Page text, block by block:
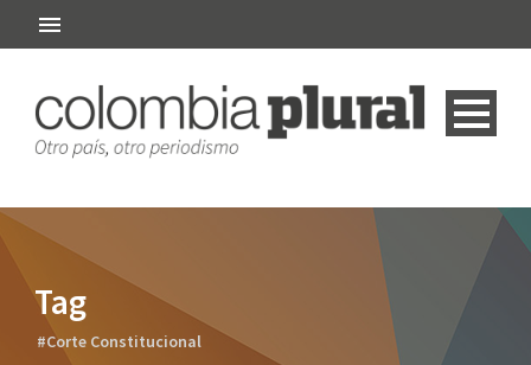
Tag
#Corte Constitucional